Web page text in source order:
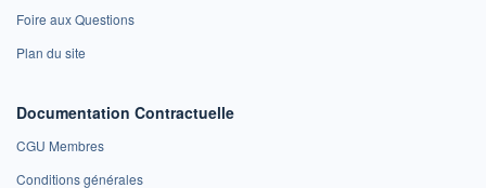
Foire aux Questions
Plan du site
Documentation Contractuelle
CGU Membres
Conditions générales